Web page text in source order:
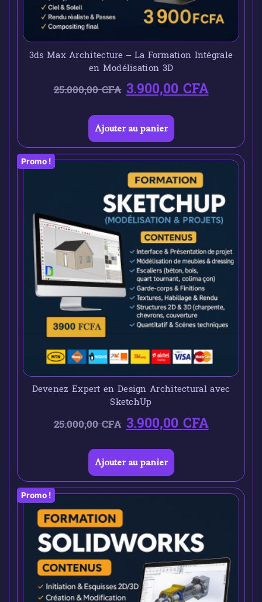
3ds Max Architecture – La Formation Intégrale
en Modélisation 3D
25.000,00CFA 3.900,00CFA
Ajouter au panier
Promo !
Devenez Expert en Design Architectural avec
SketchUp
25.000,00CFA 3.900,00CFA
Ajouter au panier
Promo !